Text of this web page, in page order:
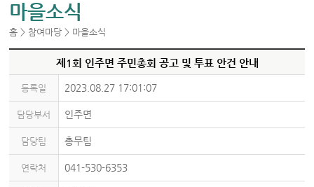
마을소식
홈 > 참여마당 > 마을소식
제1회 인주면 주민총회 공고 및 투표 안건 안내
등록일 2023.08.27 17:01:07
담당부서 인주면
담당팀 총무팀
연락처 041-530-6353